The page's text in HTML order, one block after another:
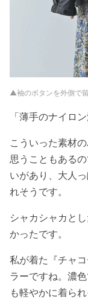
▲袖のボタンを外側で
「薄手のナイロ
こういった素材
思うこともある
いがあり、大人
れそうです。
シャカシャカと
かったです。
私が着た『チャ
ラーですね。濃
も軽やかに着られ